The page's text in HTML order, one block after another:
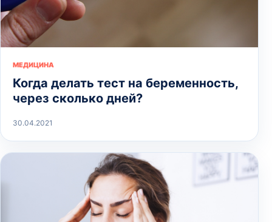
МЕДИЦИНА
Когда делать тест на беременность,
через сколько дней?
30.04.2021